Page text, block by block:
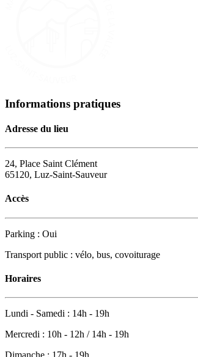
Informations pratiques
Adresse du lieu
24, Place Saint Clément
65120, Luz-Saint-Sauveur
Accès
Parking : Oui
Transport public : vélo, bus, covoiturage
Horaires
Lundi - Samedi : 14h - 19h
Mercredi : 10h - 12h / 14h - 19h